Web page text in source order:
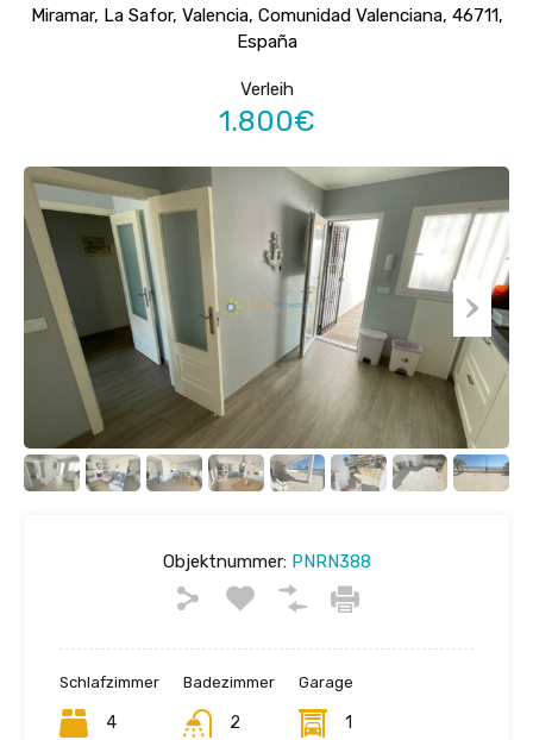
Miramar, La Safor, Valencia, Comunidad Valenciana, 46711,
España
Verleih
1.800€
Objektnummer:PNRN388
Schlafzimmer
4
Badezimmer
2
Garage
1